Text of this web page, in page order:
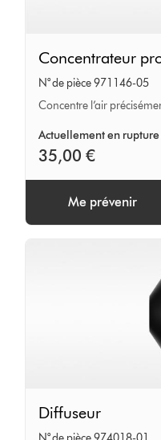
professionnel
Concentrateur
N° de pièce 971146-05
Concentre l’air
Actuellement en rupture
35,00 €
Me prévenir
Diffuseur